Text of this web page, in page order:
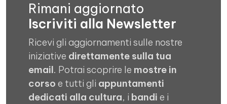
Rimani aggiornato
Iscriviti alla Newsletter
Ricevi gli aggiornamenti sulle nostre
iniziative direttamente sulla tua
email. Potrai scoprire le mostre in
corso e tutti gli appuntamenti
dedicati alla cultura, i bandi e i